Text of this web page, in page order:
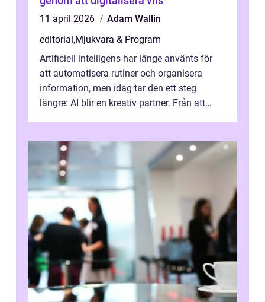
11 april 2026
Adam Wallin
editorial,Mjukvara & Program
Artificiell intelligens har länge använts för
att automatisera rutiner och organisera
information, men idag tar den ett steg
längre: AI blir en kreativ partner. Från att